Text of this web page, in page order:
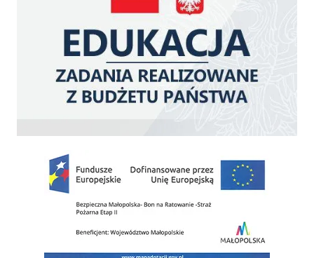
Zakup fabrycznie nowego, średniego samochodu ratowniczo-gaśniczego z